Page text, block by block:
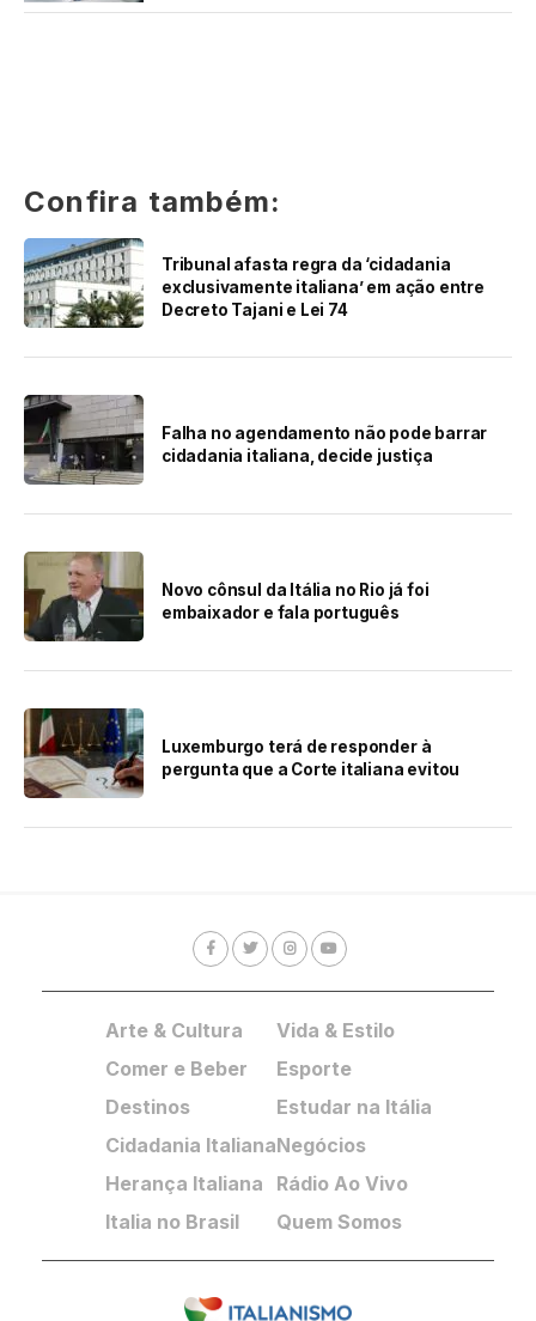
Confira também:
Tribunal afasta regra da ‘cidadania
exclusivamente italiana’ em ação entre
Decreto Tajani e Lei 74
Falha no agendamento não pode barrar
cidadania italiana, decide justiça
Novo cônsul da Itália no Rio já foi
embaixador e fala português
Luxemburgo terá de responder à
pergunta que a Corte italiana evitou
Arte & Cultura
Comer e Beber
Destinos
Cidadania Italiana
Herança Italiana
Italia no Brasil
Vida & Estilo
Esporte
Estudar na Itália
Negócios
Rádio Ao Vivo
Quem Somos